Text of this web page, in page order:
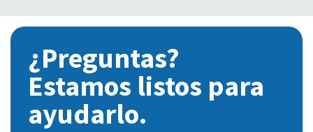
¿Preguntas?
Estamos listos para
ayudarlo.